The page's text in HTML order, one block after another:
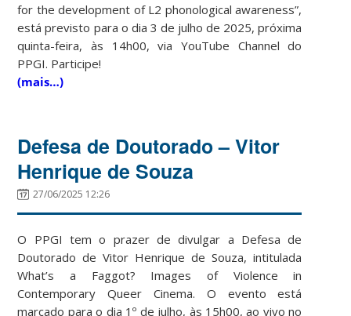
for the development of L2 phonological awareness”,
está previsto para o dia 3 de julho de 2025, próxima
quinta-feira, às 14h00, via YouTube Channel do
PPGI. Participe!
(mais…)
Defesa de Doutorado – Vitor
Henrique de Souza
27/06/2025 12:26
O PPGI tem o prazer de divulgar a Defesa de
Doutorado de Vitor Henrique de Souza, intitulada
What’s a Faggot? Images of Violence in
Contemporary Queer Cinema. O evento está
marcado para o dia 1º de julho, às 15h00, ao vivo no